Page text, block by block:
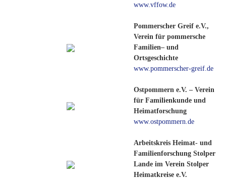
www.vffow.de
Pommerscher Greif e.V.,
Verein für pommersche
Familien– und
Ortsgeschichte
www.pommerscher-greif.de
Ostpommern e.V. – Verein
für Familienkunde und
Heimatforschung
www.ostpommern.de
Arbeitskreis Heimat- und
Familienforschung Stolper
Lande im Verein Stolper
Heimatkreise e.V.